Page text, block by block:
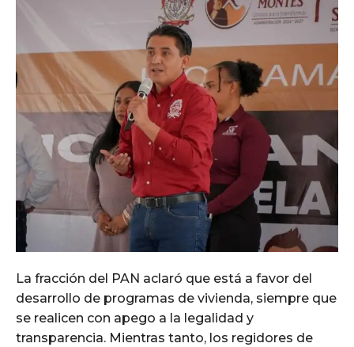
La fracción del PAN aclaró que está a favor del
desarrollo de programas de vivienda, siempre que
se realicen con apego a la legalidad y
transparencia. Mientras tanto, los regidores de